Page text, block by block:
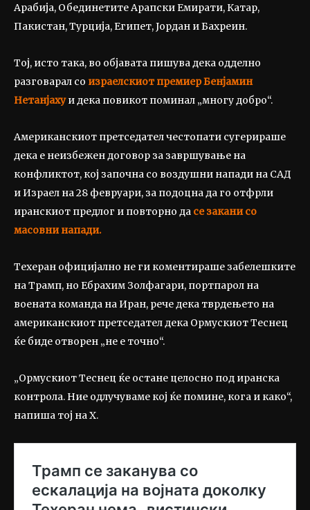
Арабија, Обединетите Арапски Емирати, Катар,
Пакистан, Турција, Египет, Јордан и Бахреин.
Тој, исто така, во објавата пишува дека одделно
разговарал со израелскиот премиер Бенјамин
Нетанјахуи дека повикот поминал „многу добро“.
Американскиот претседател честопати сугерираше
дека е неизбежен договор за завршување на
конфликтот, кој започна со воздушни напади на САД
и Израел на 28 февруари, за подоцна да го отфрли
иранскиот предлог и повторно да се закани со
масовни напади.
Техеран официјално не ги коментираше забелешките
на Трамп, но Ебрахим Золфагари, портпарол на
воената команда на Иран, рече дека тврдењето на
американскиот претседател дека Ормускиот Теснец
ќе биде отворен „не е точно“.
„Ормускиот Теснец ќе остане целосно под иранска
контрола. Ние одлучуваме кој ќе помине, кога и како“,
напиша тој на X.